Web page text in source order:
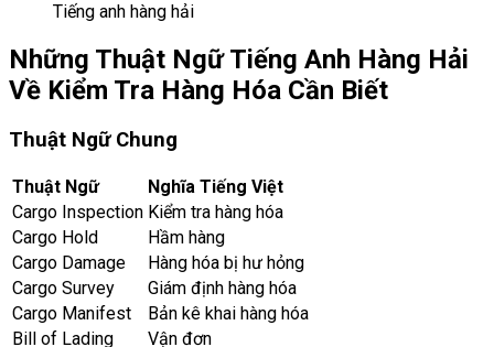
Tiếng anh hàng hải
Những Thuật Ngữ Tiếng Anh Hàng Hải
Về Kiểm Tra Hàng Hóa Cần Biết
Thuật Ngữ Chung
Thuật Ngữ
Nghĩa Tiếng Việt
Cargo Inspection Kiểm tra hàng hóa
Cargo Hold
Hầm hàng
Cargo Damage
Hàng hóa bị hư hỏng
Cargo Survey
Giám định hàng hóa
Cargo Manifest
Bản kê khai hàng hóa
Bill of Lading
Vận đơn